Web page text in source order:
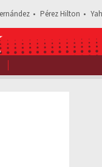
Pérez Hilton
Comparte esta noticia